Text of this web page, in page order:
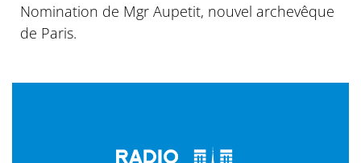
Nomination de Mgr Aupetit, nouvel archevêque
de Paris.